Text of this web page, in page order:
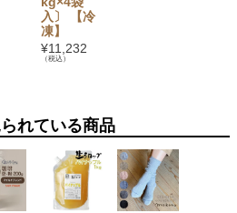
入〕 【冷
凍】
¥11,232
（税込）
れている商品